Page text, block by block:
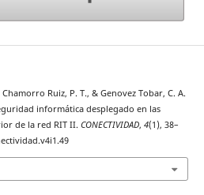
Ruiz, P. T., & Genovez Tobar, C. A.
informática desplegado en las
de la red RIT II. CONECTIVIDAD, 4(1), 38–